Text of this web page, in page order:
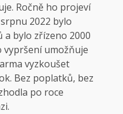
Ročně ho projeví
2022 bylo
bylo zřízeno 2000
umožňuje
vyzkoušet
Bez poplatků, bez
po roce